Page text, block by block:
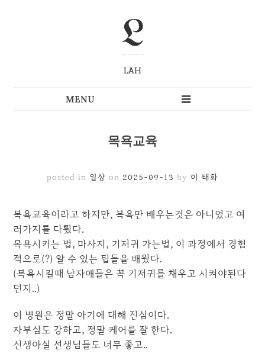
L
LAH
목욕교육
posted in 일상 on 2025-09-13 by 이 태화
목욕교육이라고 하지만, 목욕만 배우는것은 아니었고 여
러가지를 다뤘다.
목욕시키는 법, 마사지, 기저귀 가는법, 이 과정에서 경험
적으로(?) 알 수 있는 팁들을 배웠다.
(목욕시킬때 남자애들은 꼭 기저귀를 채우고 시켜야된다
던지..)
이 병원은 정말 아기에 대해 진심이다.
자부심도 강하고, 정말 케어를 잘 한다.
신생아실 선생님들도 너무 좋고..